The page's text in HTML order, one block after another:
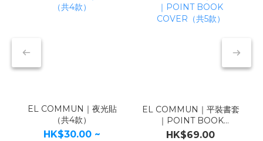
EL COMMUN｜夜光貼
（共4款）
HK$30.00 ~
EL COMMUN｜平裝書套
｜POINT BOOK
COVER（共5款）
HK$69.00